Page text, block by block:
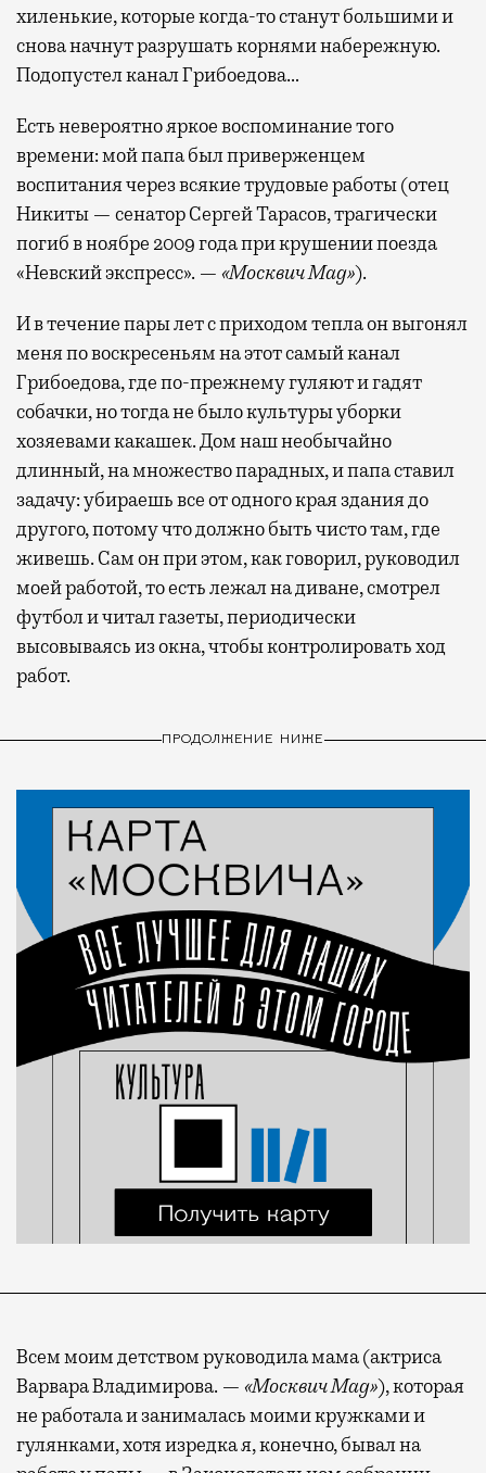
хиленькие, которые когда-то станут большими и
снова начнут разрушать корнями набережную.
Подопустел канал Грибоедова…
Есть невероятно яркое воспоминание того
времени: мой папа был приверженцем
воспитания через всякие трудовые работы (отец
Никиты — сенатор Сергей Тарасов, трагически
погиб в ноябре 2009 года при крушении поезда
«Невский экспресс». — «Москвич Mag»).
И в течение пары лет с приходом тепла он выгонял
меня по воскресеньям на этот самый канал
Грибоедова, где по-прежнему гуляют и гадят
собачки, но тогда не было культуры уборки
хозяевами какашек. Дом наш необычайно
длинный, на множество парадных, и папа ставил
задачу: убираешь все от одного края здания до
другого, потому что должно быть чисто там, где
живешь. Сам он при этом, как говорил, руководил
моей работой, то есть лежал на диване, смотрел
футбол и читал газеты, периодически
высовываясь из окна, чтобы контролировать ход
работ.
ПРОДОЛЖЕНИЕ НИЖЕ
Всем моим детством руководила мама (актриса
Варвара Владимирова. — «Москвич Mag»), которая
не работала и занималась моими кружками и
гулянками, хотя изредка я, конечно, бывал на